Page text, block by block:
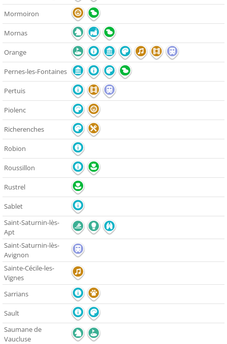
Mormoiron
Mornas
Orange
Pernes-les-Fontaines
Pertuis
Piolenc
Richerenches
Robion
Roussillon
Rustrel
Sablet
Saint-Saturnin-lès-
Apt
Saint-Saturnin-lès-
Avignon
Sainte-Cécile-les-
Vignes
Sarrians
Sault
Saumane de
Vaucluse